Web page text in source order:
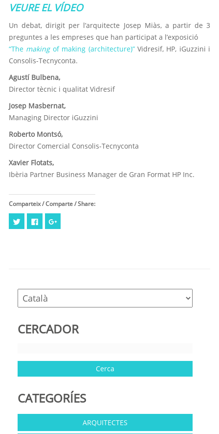
VEURE EL VÍDEO
Un debat, dirigit per l’arquitecte Josep Miàs, a partir de 3
preguntes a les empreses que han participat a l’exposició
“The makingof making (architecture)”Vidresif, HP, iGuzzini i
Consolis-Tecnyconta.
Agustí Bulbena,
Director tècnic i qualitat Vidresif
Josep Masbernat,
Managing Director iGuzzini
Roberto Montsó,
Director Comercial Consolis-Tecnyconta
Xavier Flotats,
Ibèria Partner Business Manager de Gran Format HP Inc.
Comparteix / Comparte / Share:
per
Click
share per
CERCADOR
CATEGORÍES
ARQUITECTES